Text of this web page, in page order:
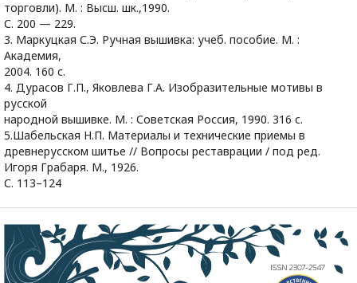
торговли). М. : Высш. шк.,1990.
С. 200 — 229.
3. Маркуцкая С.Э. Ручная вышивка: учеб. пособие. М. :
Академия,
2004. 160 с.
4. Дурасов Г.П., Яковлева Г.А. Изобразительные мотивы в
русской
народной вышивке. М. : Советская Россия, 1990. 316 с.
5.Шабельская Н.П. Материалы и технические приемы в
древнерусском шитье // Вопросы реставрации / под ред.
Игоря Грабаря. М., 1926.
С. 113–124